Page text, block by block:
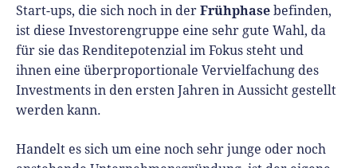
Start-ups, die sich noch in der Frühphase befinden,
ist diese Investorengruppe eine sehr gute Wahl, da
für sie das Renditepotenzial im Fokus steht und
ihnen eine überproportionale Vervielfachung des
Investments in den ersten Jahren in Aussicht gestellt
werden kann.
Handelt es sich um eine noch sehr junge oder noch